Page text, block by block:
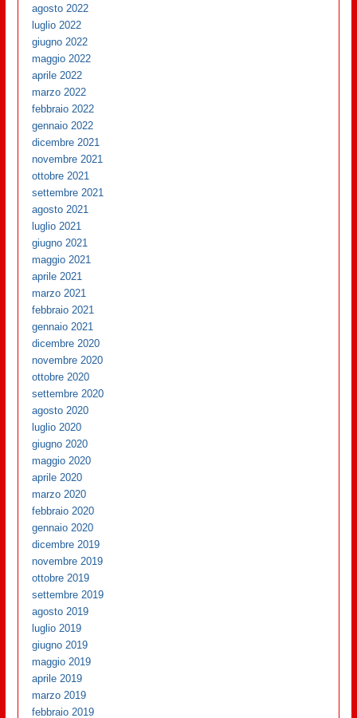
agosto 2022
luglio 2022
giugno 2022
maggio 2022
aprile 2022
marzo 2022
febbraio 2022
gennaio 2022
dicembre 2021
novembre 2021
ottobre 2021
settembre 2021
agosto 2021
luglio 2021
giugno 2021
maggio 2021
aprile 2021
marzo 2021
febbraio 2021
gennaio 2021
dicembre 2020
novembre 2020
ottobre 2020
settembre 2020
agosto 2020
luglio 2020
giugno 2020
maggio 2020
aprile 2020
marzo 2020
febbraio 2020
gennaio 2020
dicembre 2019
novembre 2019
ottobre 2019
settembre 2019
agosto 2019
luglio 2019
giugno 2019
maggio 2019
aprile 2019
marzo 2019
febbraio 2019